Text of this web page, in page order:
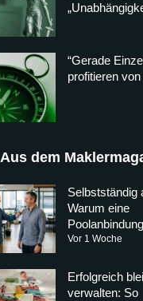
“Gerade
profitieren von
Aus dem
Selbstständig
Warum eine
Vor 1 Woche
Erfolgreich
verwalten: So